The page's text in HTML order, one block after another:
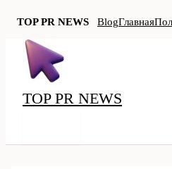
TOP PR NEWS BlogГлавная
Перейти
содержимому
TOP PR NEWS